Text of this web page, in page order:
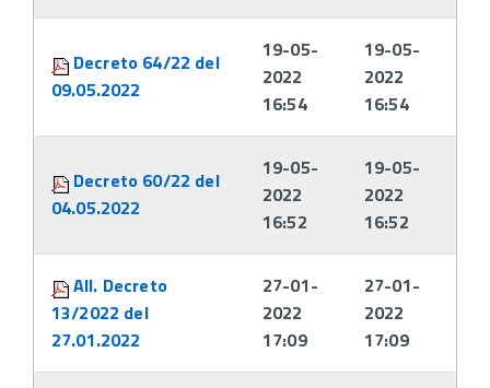
Decreto 64/22 del
09.05.2022
19-05-
2022
16:54
19-05-
2022
16:54
Decreto 60/22 del
04.05.2022
19-05-
2022
16:52
19-05-
2022
16:52
All. Decreto
13/2022 del
27.01.2022
27-01-
2022
17:09
27-01-
2022
17:09